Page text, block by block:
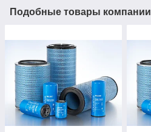
Подобные товары компании